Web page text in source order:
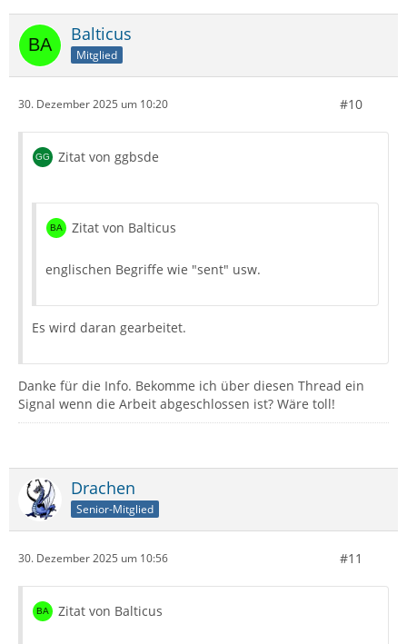
Balticus
Mitglied
30. Dezember 2025 um 10:20 #10
Zitat von ggbsde
Zitat von Balticus
englischen Begriffe wie "sent" usw.
Es wird daran gearbeitet.
Danke für die Info. Bekomme ich über diesen Thread ein
Signal wenn die Arbeit abgeschlossen ist? Wäre toll!
Drachen
Senior-Mitglied
30. Dezember 2025 um 10:56 #11
Zitat von Balticus